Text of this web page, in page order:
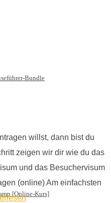
Bundle
[Online-Kurs]
willst, dann bist du
zeigen wir dir wie du das
und das Besuchervisum
(online) Am einfachsten